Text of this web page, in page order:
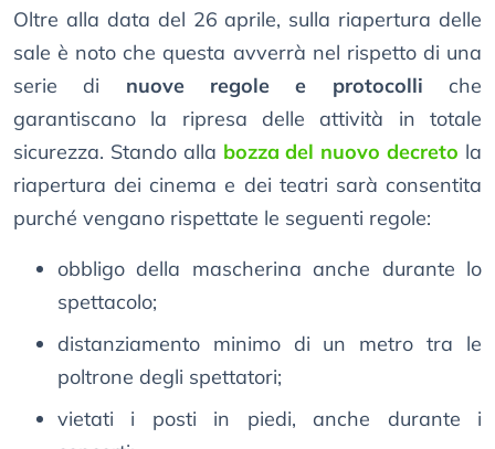
Oltre alla data del 26 aprile, sulla riapertura delle
sale è noto che questa avverrà nel rispetto di una
serie di nuove regole e protocolli che
garantiscano la ripresa delle attività in totale
sicurezza. Stando alla bozza del nuovo decreto la
riapertura dei cinema e dei teatri sarà consentita
purché vengano rispettate le seguenti regole:
obbligo della mascherina anche durante lo
spettacolo;
distanziamento minimo di un metro tra le
poltrone degli spettatori;
vietati i posti in piedi, anche durante i